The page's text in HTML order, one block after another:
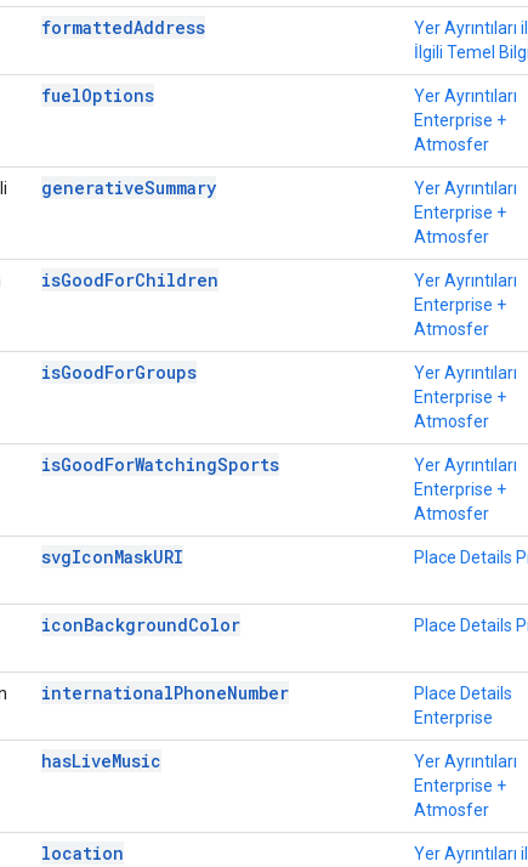
formattedAddress
Yer Ayrıntıları
İlgili Temel
fuelOptions
Yer Ayrıntıları
Enterprise +
Atmosfer
generativeSummary
Yer Ayrıntıları
Enterprise +
Atmosfer
isGoodForChildren
Yer Ayrıntıları
Enterprise +
Atmosfer
isGoodForGroups
Yer Ayrıntıları
Enterprise +
Atmosfer
isGoodForWatchingSports
Yer Ayrıntıları
Enterprise +
Atmosfer
svgIconMaskURI Place Details
iconBackgroundColor Place Details
internationalPhoneNumber
Place Details
Enterprise
hasLiveMusic
Yer Ayrıntıları
Enterprise +
Atmosfer
location
Yer Ayrıntıları